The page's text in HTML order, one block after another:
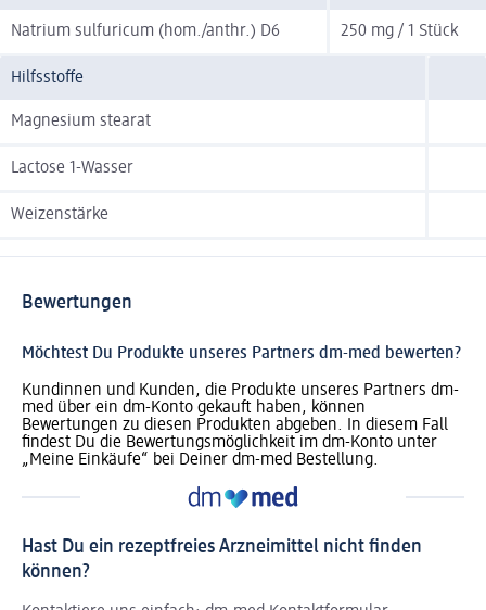
Natrium sulfuricum (hom./anthr.) D6 250 mg / 1 Stück
Hilfsstoffe
Magnesium stearat
Lactose 1-Wasser
Weizenstärke
Bewertungen
Möchtest Du Produkte unseres Partners dm-med bewerten?
Kundinnen und Kunden, die Produkte unseres Partners dm-
med über ein dm-Konto gekauft haben, können
Bewertungen zu diesen Produkten abgeben. In diesem Fall
findest Du die Bewertungsmöglichkeit im dm-Konto unter
„Meine Einkäufe“ bei Deiner dm-med Bestellung.
Hast Du ein rezeptfreies Arzneimittel nicht finden
können?